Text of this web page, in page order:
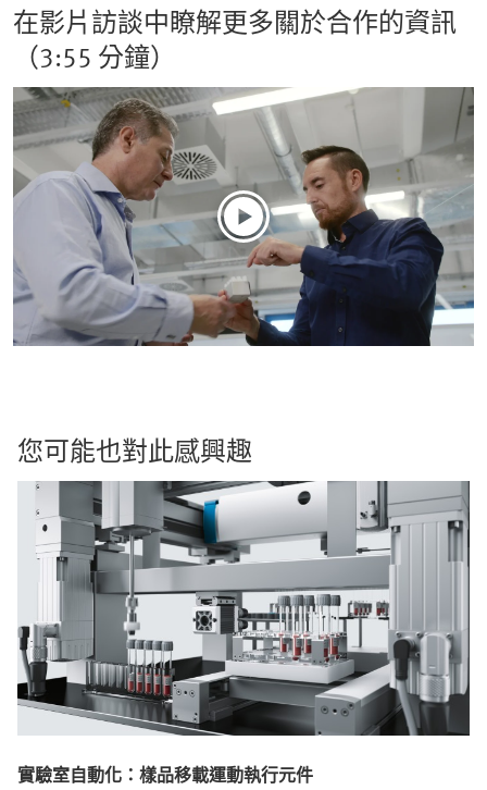
在影片訪談中瞭解更多關於合作的資訊
（3:55 分鐘）
您可能也對此感興趣
實驗室自動化：樣品移載運動執行元件